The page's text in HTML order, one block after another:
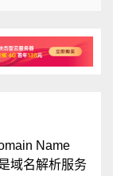
Name
域名解析服务